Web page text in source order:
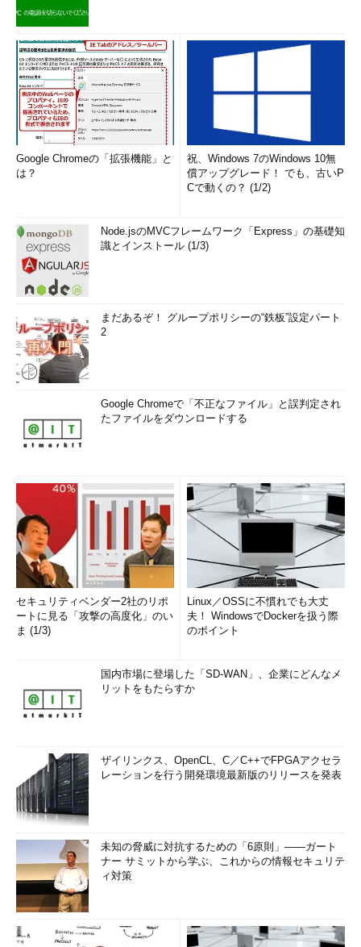
Google Chromeの「拡張機能」と
は？
祝、Windows 7のWindows 10無
償アップグレード！ でも、古いP
Cで動くの？ (1/2)
Node.jsのMVCフレームワーク「Express」の基礎知
識とインストール (1/3)
まだあるぞ！ グループポリシーの“鉄板”設定パート
2
Google Chromeで「不正なファイル」と誤判定され
たファイルをダウンロードする
セキュリティベンダー2社のリポ
ートに見る「攻撃の高度化」のい
ま (1/3)
Linux／OSSに不慣れでも大丈
夫！ WindowsでDockerを扱う際
のポイント
国内市場に登場した「SD-WAN」、企業にどんなメ
リットをもたらすか
ザイリンクス、OpenCL、C／C++でFPGAアクセラ
レーションを行う開発環境最新版のリリースを発表
未知の脅威に対抗するための「6原則」――ガート
ナー サミットから学ぶ、これからの情報セキュリテ
ィ対策